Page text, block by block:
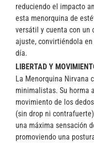
reduciendo el impacto
esta menorquina de
versátil y cuenta con un
ajuste, convirtiéndola
día.
LIBERTAD Y
La Menorquina Nirvana
minimalistas. Su horma
movimiento de los
(sin drop ni
una máxima sensación
promoviendo una